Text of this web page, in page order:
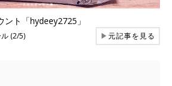
ト「hydeey2725」
(2/5) ▶元記事を見る